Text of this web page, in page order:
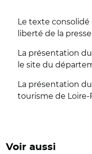
Le texte consolidé
liberté de la
La présentation
le site du
La présentation
tourisme de Loire-
Voir aussi